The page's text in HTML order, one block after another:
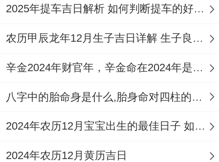
【忌】合帐、开市、安葬、入殓
【冲】牛日冲（癸未）羊 | 岁破方位:东
【九星吉凶】五黄-天符星（土）-凶神
✓ 强效匹配:入宅、移徙、安床
风水能量介绍：财位:正东（宜摆放流水摆
2025年提车吉日解析 如何判断提车的好日子
农历甲辰龙年12月生子吉日详解 生子良辰的影响因素
辛金2024年财官年，辛金命在2024年是财官年还是财印年
八字中的胎命身是什么,胎身命对四柱的影响
2024年农历12月宝宝出生的最佳日子 如何挑选适合的吉日
2024年农历12月黄历吉日